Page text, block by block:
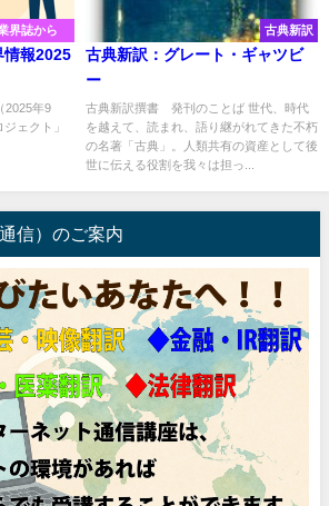
界誌から
情報2025
2025年9
ェクト」
古典新訳
古典新訳：グレート・ギャツビ
ー
古典新訳撰書 発刊のことば 世代、時代
を越えて、読まれ、語り継がれてきた不朽
の名著「古典」。人類共有の資産として後
世に伝える役割を我々は担っ...
信）のご案内